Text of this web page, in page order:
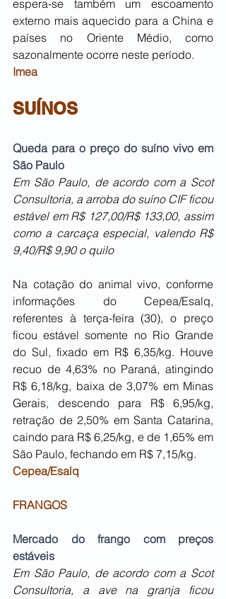
espera-se também um escoamento
externo mais aquecido para a China e
países no Oriente Médio, como
sazonalmente ocorre neste período.
Imea
SUÍNOS
Queda para o preço do suíno vivo em
São Paulo
Em São Paulo, de acordo com a Scot
Consultoria, a arroba do suíno CIF ficou
estável em R$ 127,00/R$ 133,00, assim
como a carcaça especial, valendo R$
9,40/R$ 9,90 o quilo
Na cotação do animal vivo, conforme
informações do Cepea/Esalq,
referentes à terça-feira (30), o preço
ficou estável somente no Rio Grande
do Sul, fixado em R$ 6,35/kg. Houve
recuo de 4,63% no Paraná, atingindo
R$ 6,18/kg, baixa de 3,07% em Minas
Gerais, descendo para R$ 6,95/kg,
retração de 2,50% em Santa Catarina,
caindo para R$ 6,25/kg, e de 1,65% em
São Paulo, fechando em R$ 7,15/kg.
Cepea/Esalq
FRANGOS
Mercado do frango com preços
estáveis
Em São Paulo, de acordo com a Scot
Consultoria, a ave na granja ficou